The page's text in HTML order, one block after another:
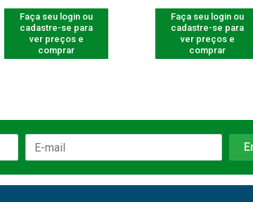
Faça seu login ou
cadastre-se para
ver preços e
comprar
Faça seu login ou
cadastre-se para
ver preços e
comprar